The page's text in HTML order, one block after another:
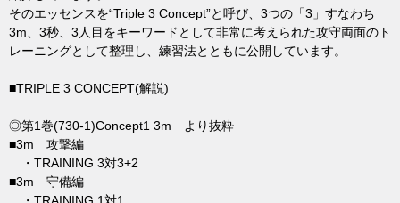
そのエッセンスを“Triple 3 Concept”と呼び、3つの「3」すなわち
3m、3秒、3人目をキーワードとして非常に考えられた攻守両面のト
レーニングとして整理し、練習法とともに公開しています。
■TRIPLE 3 CONCEPT(解説)
◎第1巻(730-1)Concept1 3m より抜粋
■3m 攻撃編
・TRAINING 3対3+2
■3m 守備編